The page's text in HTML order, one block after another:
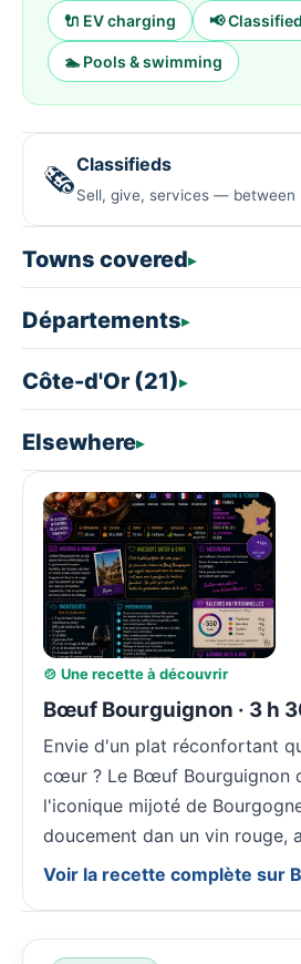
🔌 EV charging 📢
🏊 Pools & swimming
🗞️Classifieds
Sell, give, services — between
Towns covered
Départements
Côte-d'Or (21)
Elsewhere
🍲 Une recette à découvrir
Bœuf Bourguignon · 3 h
Envie d'un plat réconfortant
cœur ? Le Bœuf Bourguignon
l'iconique mijoté de
doucement dan un vin rouge,
Voir la recette complète sur